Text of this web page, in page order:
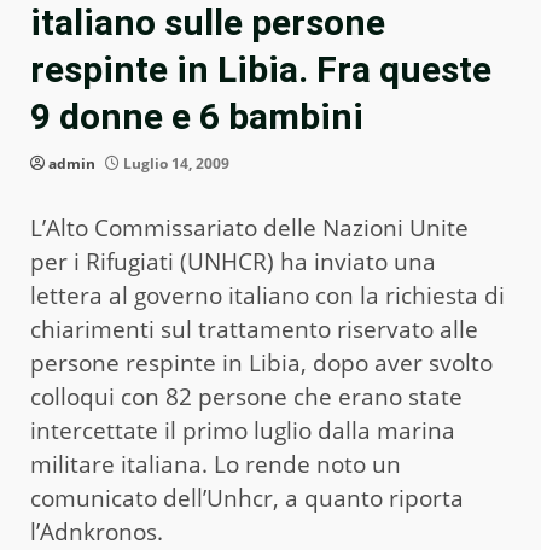
italiano sulle persone
respinte in Libia. Fra queste
9 donne e 6 bambini
admin Luglio 14, 2009
L’Alto Commissariato delle Nazioni Unite
per i Rifugiati (UNHCR) ha inviato una
lettera al governo italiano con la richiesta di
chiarimenti sul trattamento riservato alle
persone respinte in Libia, dopo aver svolto
colloqui con 82 persone che erano state
intercettate il primo luglio dalla marina
militare italiana. Lo rende noto un
comunicato dell’Unhcr, a quanto riporta
l’Adnkronos.